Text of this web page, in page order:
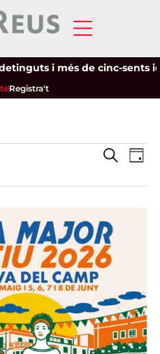
i més de cinc-sents
Registra't
cerca
CercaDia